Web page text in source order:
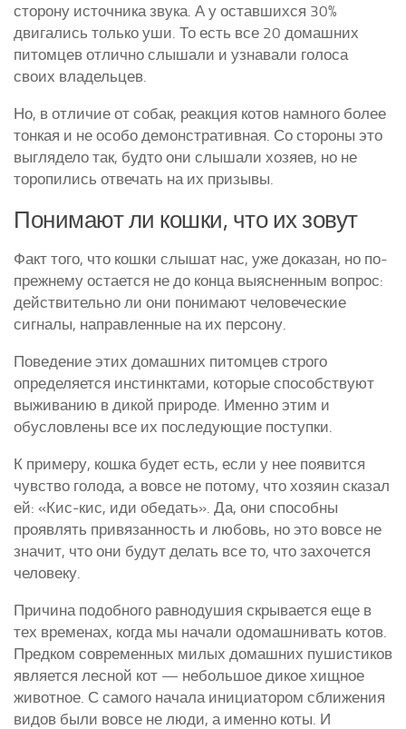
сторону источника звука. А у оставшихся 30%
двигались только уши. То есть все 20 домашних
питомцев отлично слышали и узнавали голоса
своих владельцев.
Но, в отличие от собак, реакция котов намного более
тонкая и не особо демонстративная. Со стороны это
выглядело так, будто они слышали хозяев, но не
торопились отвечать на их призывы.
Понимают ли кошки, что их зовут
Факт того, что кошки слышат нас, уже доказан, но по-
прежнему остается не до конца выясненным вопрос:
действительно ли они понимают человеческие
сигналы, направленные на их персону.
Поведение этих домашних питомцев строго
определяется инстинктами, которые способствуют
выживанию в дикой природе. Именно этим и
обусловлены все их последующие поступки.
К примеру, кошка будет есть, если у нее появится
чувство голода, а вовсе не потому, что хозяин сказал
ей: «Кис-кис, иди обедать». Да, они способны
проявлять привязанность и любовь, но это вовсе не
значит, что они будут делать все то, что захочется
человеку.
Причина подобного равнодушия скрывается еще в
тех временах, когда мы начали одомашнивать котов.
Предком современных милых домашних пушистиков
является лесной кот — небольшое дикое хищное
животное. С самого начала инициатором сближения
видов были вовсе не люди, а именно коты. И